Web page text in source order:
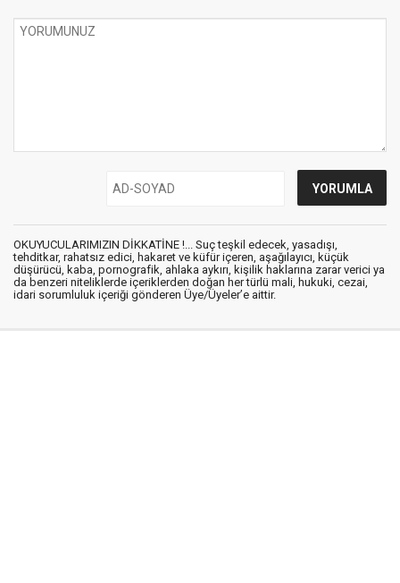
OKUYUCULARIMIZIN DİKKATİNE !... Suç teşkil edecek, yasadışı,
tehditkar, rahatsız edici, hakaret ve küfür içeren, aşağılayıcı, küçük
düşürücü, kaba, pornografik, ahlaka aykırı, kişilik haklarına zarar verici ya
da benzeri niteliklerde içeriklerden doğan her türlü mali, hukuki, cezai,
idari sorumluluk içeriği gönderen Üye/Üyeler’e aittir.